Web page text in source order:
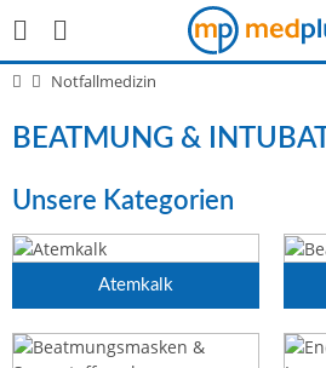
Notfallmedizin
BEATMUNG &
Unsere Kategorien
Atemkalk